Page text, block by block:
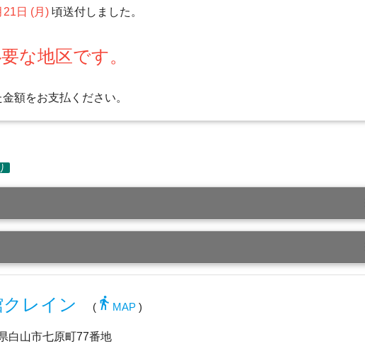
21日 (月)頃送付しました。
な地区です。
額をお支払ください。
レイン ( directions_walk MAP )
白山市七原町77番地